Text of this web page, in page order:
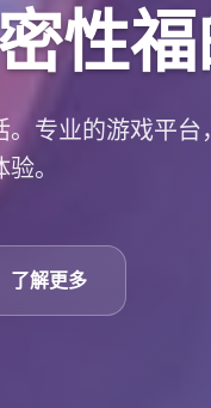
性
专业的游戏平台
。
了解更多